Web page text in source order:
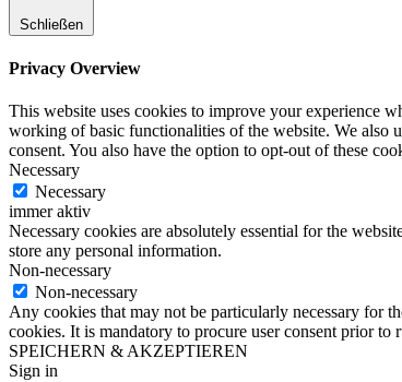
Schließen
Privacy Overview
This website uses cookies to improve your experience
working of basic functionalities of the website. We also
consent. You also have the option to opt-out of these
Necessary
Necessary
immer aktiv
Necessary cookies are absolutely essential for the
store any personal information.
Non-necessary
Non-necessary
Any cookies that may not be particularly necessary for
cookies. It is mandatory to procure user consent prior to
SPEICHERN & AKZEPTIEREN
Sign in